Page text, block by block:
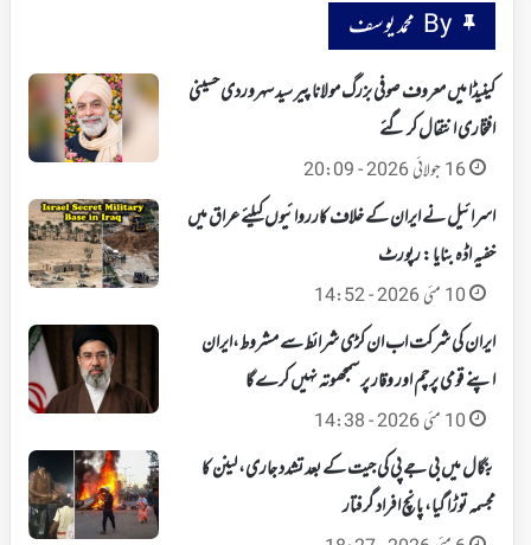
By محمد یوسف
کینیڈا میں معروف صوفی بزرگ مولانا پیر سید سہروردی حسینی
افتخاری انتقال کر گئے
16 جولائی 2026 - 20:09
اسرائیل نے ایران کے خلاف کارروائیوں کیلئے عراق میں
خفیہ اڈہ بنایا : رپورٹ
10 مئی 2026 - 14:52
ایران کی شرکت اب ان کڑی شرائط سے مشروط،ایران
اپنے قومی پرچم اور وقار پر سمجھوتہ نہیں کرے گا
10 مئی 2026 - 14:38
بنگال میں بی جے پی کی جیت کے بعد تشدد جاری، لینن کا
مجسمہ توڑا گیا، پانچ افراد گرفتار